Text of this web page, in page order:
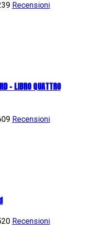
Recensioni
– LIBRO QUATTRO
Recensioni
Recensioni